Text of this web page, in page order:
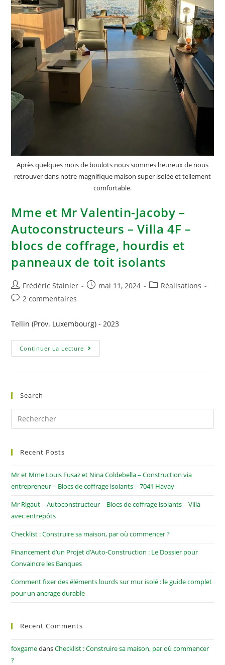
Après quelques mois de boulots nous sommes heureux de nous
retrouver dans notre magnifique maison super isolée et tellement
comfortable.
Mme et Mr Valentin-Jacoby –
Autoconstructeurs – Villa 4F –
blocs de coffrage, hourdis et
panneaux de toit isolants
Frédéric Stainier mai 11, 2024
Réalisations
2 commentaires
Tellin (Prov. Luxembourg) - 2023
Continuer La Lecture
Search
Recent Posts
Mr et Mme Louis Fusaz et Nina Coldebella – Construction via
entrepreneur – Blocs de coffrage isolants – 7041 Havay
Mr Rigaut – Autoconstructeur – Blocs de coffrage isolants – Villa
avec entrepôts
Checklist : Construire sa maison, par où commencer ?
Financement d’un Projet d’Auto-Construction : Le Dossier pour
Convaincre les Banques
Comment fixer des éléments lourds sur mur isolé : le guide complet
pour un ancrage durable
Recent Comments
foxgamedansChecklist : Construire sa maison, par où commencer
?